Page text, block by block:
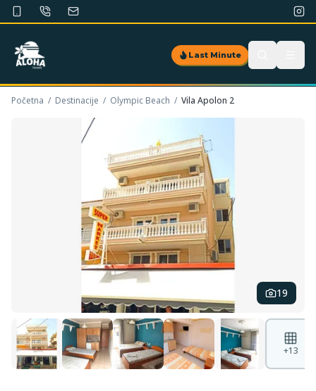
Last Minute
Početna / Destinacije / Olympic Beach / Vila Apolon 2
19
+13